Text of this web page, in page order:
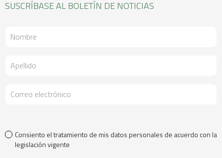
SUSCRÍBASE AL BOLETÍN DE NOTICIAS
Consiento el tratamiento de mis datos personales de acuerdo con la
legislación vigente